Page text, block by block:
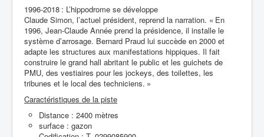
1996-2018 : L’hippodrome se développe
Claude Simon, l’actuel président, reprend la narration. « En
1996, Jean-Claude Année prend la présidence, il installe le
système d’arrosage. Bernard Praud lui succède en 2000 et
adapte les structures aux manifestations hippiques. Il fait
construire le grand hall abritant le public et les guichets de
PMU, des vestiaires pour les jockeys, des toilettes, les
tribunes et le local des techniciens. »
Caractéristiques de la piste
Distance : 2400 mètres
surface : gazon